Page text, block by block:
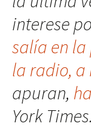
interese
salía en la
la radio,
apuran,
York